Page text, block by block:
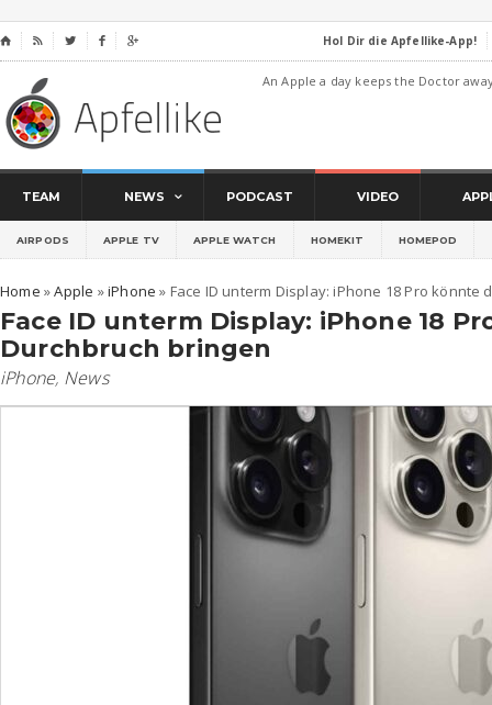
⌂     Hol Dir die Apfellike-App!
An Apple a day keeps the Doctor
TEAM NEWS PODCAST VIDEO
AIRPODS APPLE TV APPLE WATCH HOMEKIT HOMEPOD
Home »Apple »iPhone » Face ID unterm Display: iPhone 18 Pro könnte
Face ID unterm Display: iPhone 18
Durchbruch bringen
iPhone, News